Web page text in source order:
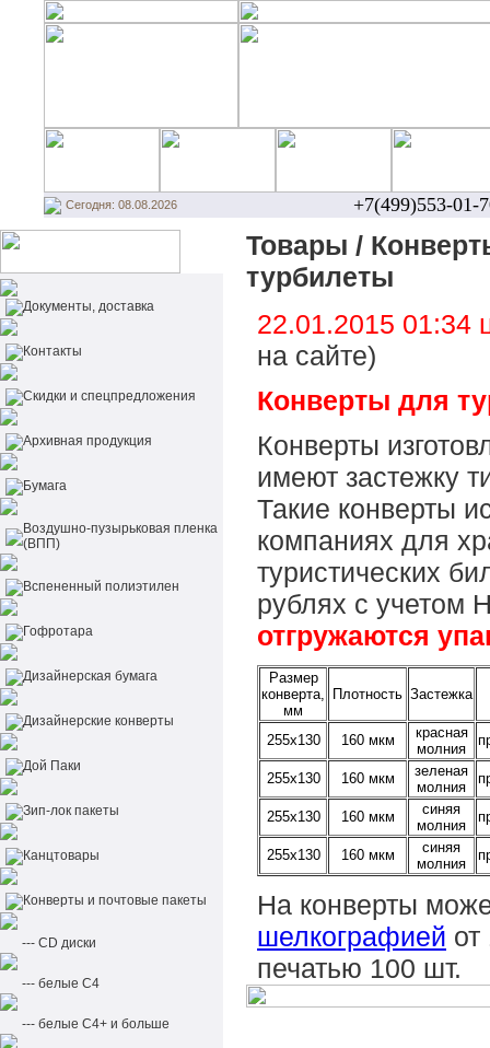
Сегодня: 08.08.2026 +7(499)553-01-
Документы, доставка
Контакты
Cкидки и спецпредложения
Архивная продукция
Бумага
Воздушно-пузырьковая пленка
(ВПП)
Вспененный полиэтилен
Гофротара
Дизайнерская бумага
Дизайнерские конверты
Дой Паки
Зип-лок пакеты
Канцтовары
Конверты и почтовые пакеты
--- CD диски
--- белые С4
--- белые С4+ и больше
Товары /
турбилеты
22.01.2015
на сайте)
Конверты для
Конверты
имеют застежку
Такие конверты
компаниях для
туристических
рублях с учетом
отгружаются
Размер
конверта,
мм
Плотность Застежка
255х130 160 мкм
красная
молния
255х130 160 мкм
зеленая
молния
255х130 160 мкм
синяя
молния
255х130 160 мкм
синяя
молния
На конверты
шелкографией
печатью 100 шт.